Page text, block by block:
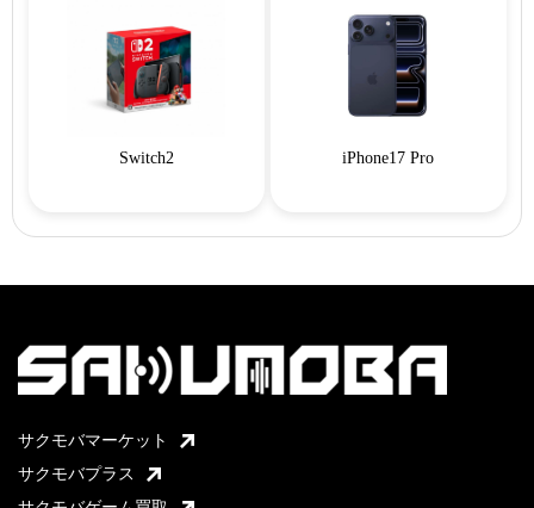
Switch2 iPhone17 Pro
サクモバマーケット
サクモバプラス